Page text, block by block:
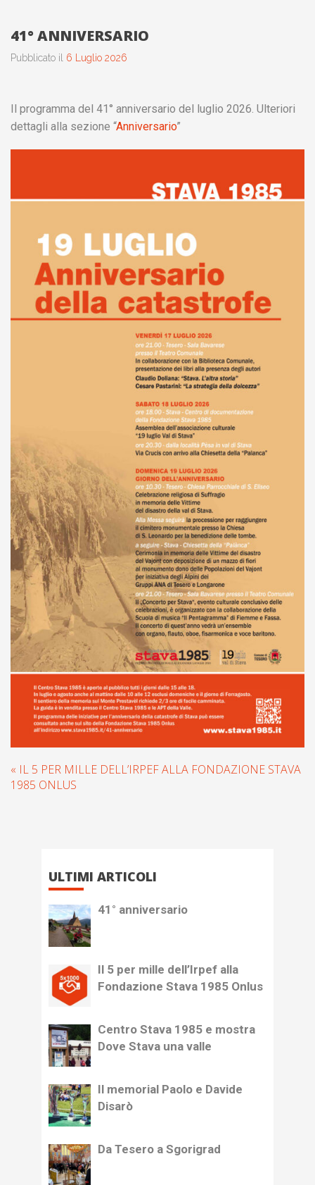
41° ANNIVERSARIO
Pubblicato il 6 Luglio 2026
Il programma del 41° anniversario del luglio 2026. Ulteriori
dettagli alla sezione “Anniversario”
« IL 5 PER MILLE DELL’IRPEF ALLA FONDAZIONE STAVA
1985 ONLUS
ULTIMI ARTICOLI
41° anniversario
Il 5 per mille dell’Irpef alla
Fondazione Stava 1985 Onlus
Centro Stava 1985 e mostra
Dove Stava una valle
Il memorial Paolo e Davide
Disarò
Da Tesero a Sgorigrad